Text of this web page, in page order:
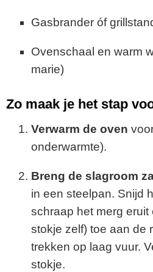
Gasbrander óf
Ovenschaal en warm
marie)
Zo maak je het stap
Verwarm de oven
onderwarmte).
Breng de slagroom
in een steelpan. Snijd
schraap het merg eruit
stokje zelf) toe aan de
trekken op laag vuur.
stokje.